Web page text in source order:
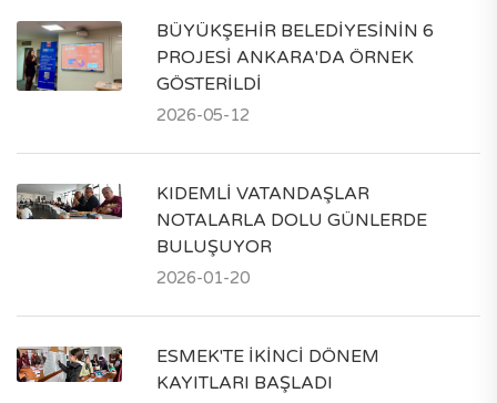
BÜYÜKŞEHİR BELEDİYESİNİN 6
PROJESİ ANKARA'DA ÖRNEK
GÖSTERİLDİ
2026-05-12
KIDEMLİ VATANDAŞLAR
NOTALARLA DOLU GÜNLERDE
BULUŞUYOR
2026-01-20
ESMEK'TE İKİNCİ DÖNEM
KAYITLARI BAŞLADI